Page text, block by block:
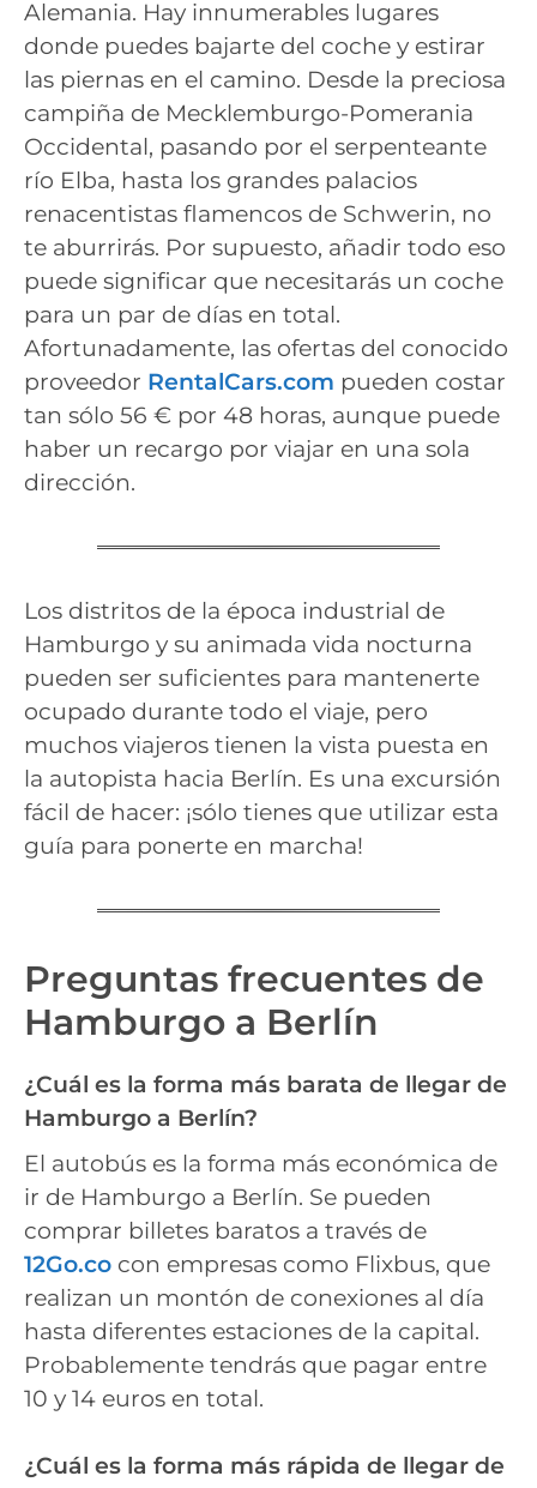
Alemania. Hay innumerables lugares
donde puedes bajarte del coche y estirar
las piernas en el camino. Desde la preciosa
campiña de Mecklemburgo-Pomerania
Occidental, pasando por el serpenteante
río Elba, hasta los grandes palacios
renacentistas flamencos de Schwerin, no
te aburrirás. Por supuesto, añadir todo eso
puede significar que necesitarás un coche
para un par de días en total.
Afortunadamente, las ofertas del conocido
proveedor RentalCars.com pueden costar
tan sólo 56 € por 48 horas, aunque puede
haber un recargo por viajar en una sola
dirección.
Los distritos de la época industrial de
Hamburgo y su animada vida nocturna
pueden ser suficientes para mantenerte
ocupado durante todo el viaje, pero
muchos viajeros tienen la vista puesta en
la autopista hacia Berlín. Es una excursión
fácil de hacer: ¡sólo tienes que utilizar esta
guía para ponerte en marcha!
Preguntas frecuentes de
Hamburgo a Berlín
¿Cuál es la forma más barata de llegar de
Hamburgo a Berlín?
El autobús es la forma más económica de
ir de Hamburgo a Berlín. Se pueden
comprar billetes baratos a través de
12Go.co con empresas como Flixbus, que
realizan un montón de conexiones al día
hasta diferentes estaciones de la capital.
Probablemente tendrás que pagar entre
10 y 14 euros en total.
¿Cuál es la forma más rápida de llegar de